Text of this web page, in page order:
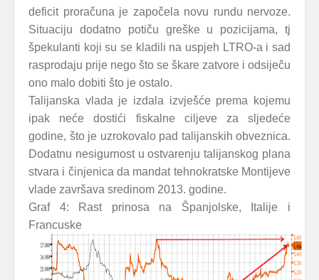
deficit proračuna je započela novu rundu nervoze.
Situaciju dodatno potiču greške u pozicijama, tj
špekulanti koji su se kladili na uspjeh LTRO-a i sad
rasprodaju prije nego što se škare zatvore i odsiječu
ono malo dobiti što je ostalo.
Talijanska vlada je izdala izvješće prema kojemu
ipak neće dostići fiskalne ciljeve za sljedeće
godine, što je uzrokovalo pad talijanskih obveznica.
Dodatnu nesigurnost u ostvarenju talijanskog plana
stvara i činjenica da mandat tehnokratske Montijeve
vlade završava sredinom 2013. godine.
Graf 4: Rast prinosa na Španjolske, Italije i
Francuske